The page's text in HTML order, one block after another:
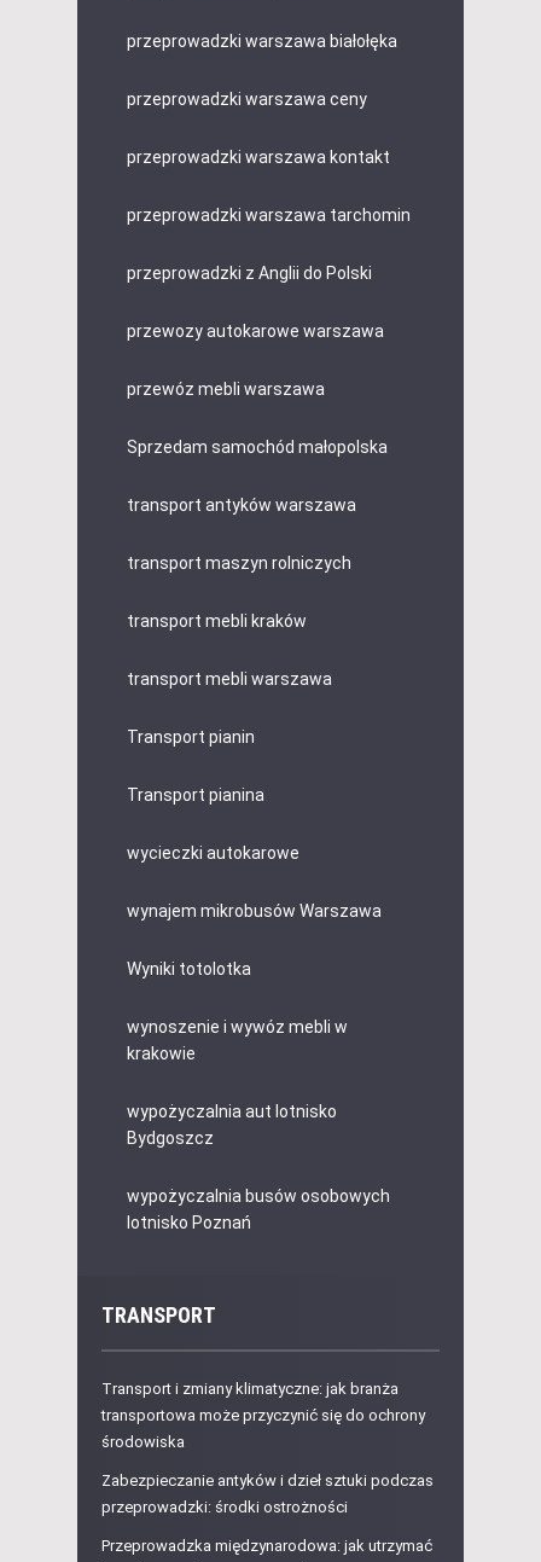
przeprowadzki warszawa białołęka
przeprowadzki warszawa ceny
przeprowadzki warszawa kontakt
przeprowadzki warszawa tarchomin
przeprowadzki z Anglii do Polski
przewozy autokarowe warszawa
przewóz mebli warszawa
Sprzedam samochód małopolska
transport antyków warszawa
transport maszyn rolniczych
transport mebli kraków
transport mebli warszawa
Transport pianin
Transport pianina
wycieczki autokarowe
wynajem mikrobusów Warszawa
Wyniki totolotka
wynoszenie i wywóz mebli w
krakowie
wypożyczalnia aut lotnisko
Bydgoszcz
wypożyczalnia busów osobowych
lotnisko Poznań
TRANSPORT
Transport i zmiany klimatyczne: jak branża
transportowa może przyczynić się do ochrony
środowiska
Zabezpieczanie antyków i dzieł sztuki podczas
przeprowadzki: środki ostrożności
Przeprowadzka międzynarodowa: jak utrzymać